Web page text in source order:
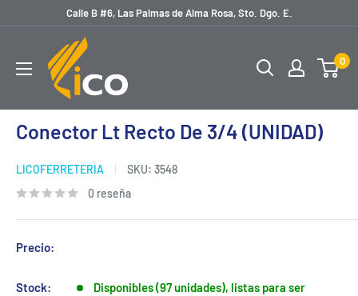
contenido
Calle B #6, Las Palmas de Alma Rosa, Sto. Dgo. E.
licoferreteria
0
Conector Lt Recto De 3/4 (UNIDAD)
LICOFERRETERIA SKU: 3548
0 reseña
Precio:
Stock:
Disponibles (97 unidades), listas para ser